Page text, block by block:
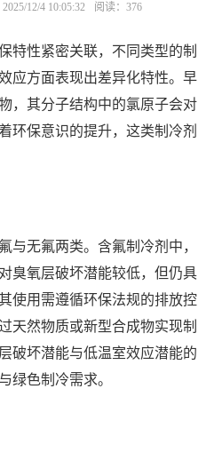
12/4 10:05:32 阅读：376
特性紧密关联，不同类型的制
应方面表现出差异化特性。早
，其分子结构中的氯原子会对
环保意识的提升，这类制冷剂
与无氟两类。含氟制冷剂中，
臭氧层破坏潜能较低，但仍具
使用需遵循环保法规的排放控
天然物质或新型合成物实现制
破坏潜能与低温室效应潜能的
绿色制冷需求。